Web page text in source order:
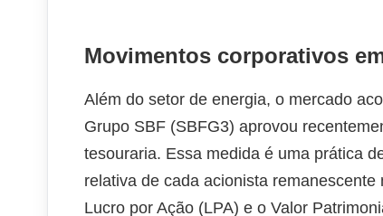
Movimentos corporativos
Além do setor de energia, o mercado
Grupo SBF (SBFG3) aprovou
tesouraria. Essa medida é uma prática
relativa de cada acionista
Lucro por Ação (LPA) e o Valor